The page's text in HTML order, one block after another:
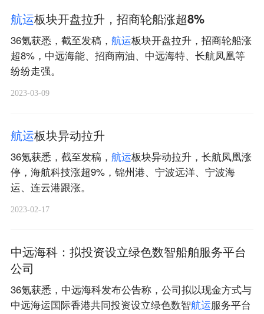
航运板块开盘拉升，招商轮船涨超8%
36氪获悉，截至发稿， 航运板块开盘拉升，招商轮船涨
超8%，中远海能、招商南油、中远海特、长航凤凰等
纷纷走强。
2023-03-09
航运板块异动拉升
36氪获悉，截至发稿， 航运板块异动拉升，长航凤凰涨
停，海航科技涨超9%，锦州港、宁波远洋、宁波海
运、连云港跟涨。
2023-02-17
中远海科：拟投资设立绿色数智船舶服务平台
公司
36氪获悉，中远海科发布公告称，公司拟以现金方式与
中远海运国际香港共同投资设立绿色数智航运服务平台